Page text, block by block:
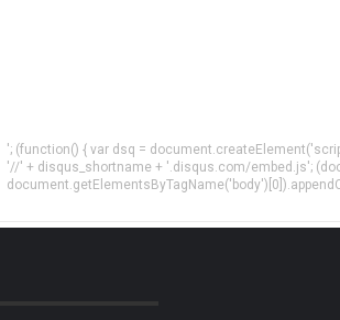
'; (function() { var dsq =
'//' + disqus_shortname + '.disqus.com/embed.js';